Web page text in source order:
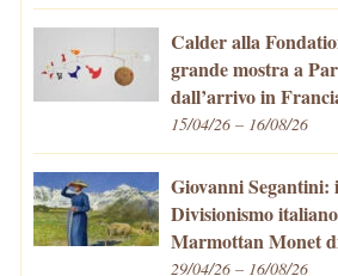
Calder alla
grande mostra a
dall’arrivo in
15/04/26 – 16/08/26
Giovanni Segantini:
Divisionismo
Marmottan Monet
29/04/26 – 16/08/26